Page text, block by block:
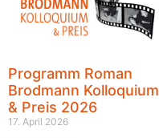
Programm Roman
Brodmann Kolloquium
& Preis 2026
17. April 2026